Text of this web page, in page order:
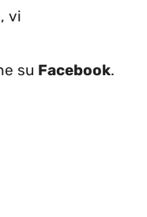
vi
su Facebook.